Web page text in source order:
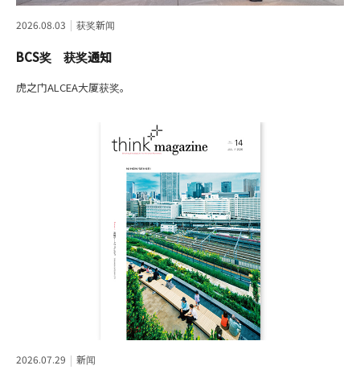
2026.08.03 获奖新闻
BCS奖 获奖通知
虎之门ALCEA大厦获奖。
2026.07.29 新闻